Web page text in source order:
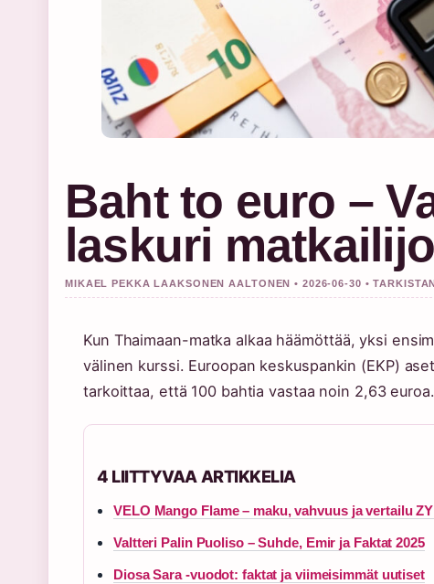
Baht to euro –
laskuri
MIKAEL PEKKA LAAKSONEN AALTONEN • 2026-06-30 •
Kun Thaimaan-matka alkaa häämöttää, yksi
välinen kurssi. Euroopan keskuspankin (EKP)
tarkoittaa, että 100 bahtia vastaa noin 2,63 euroa.
4 LIITTYVAA ARTIKKELIA
VELO Mango Flame – maku, vahvuus ja vertailu
Valtteri Palin Puoliso – Suhde, Emir ja Faktat 2025
Diosa Sara -vuodot: faktat ja viimeisimmät uutiset